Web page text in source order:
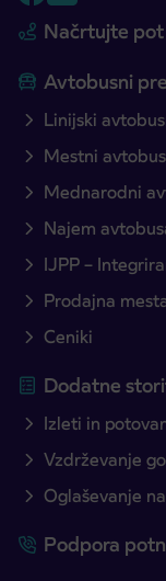
Načrtujte pot
Avtobusni
Linijski
Mestni
Mednarodni
Najem
IJPP –
Prodajna
Ceniki
Dodatne
Izleti in
Vzdrževanje
Oglaševanje
Podpora